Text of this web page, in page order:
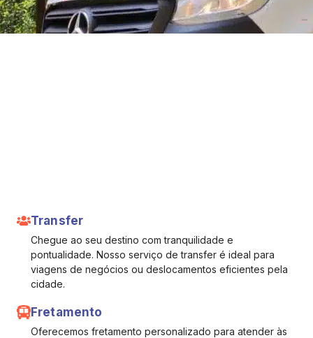
Transfer
Chegue ao seu destino com tranquilidade e
pontualidade. Nosso serviço de transfer é ideal para
viagens de negócios ou deslocamentos eficientes pela
cidade.
Fretamento
Oferecemos fretamento personalizado para atender às